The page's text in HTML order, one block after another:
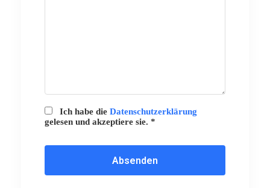
Ich habe die Datenschutzerklärung
gelesen und akzeptiere sie. *
Absenden